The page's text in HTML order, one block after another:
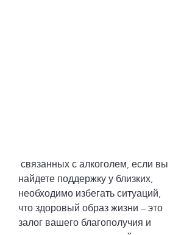
найдете поддержку у близких,
необходимо избегать ситуаций,
что здоровый образ жизни – это
залог вашего благополучия и